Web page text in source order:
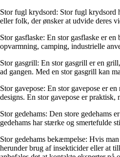
Stor fugl krydsord: Stor fugl krydsord
eller folk, der ønsker at udvide deres
Stor gasflaske: En stor gasflaske er
opvarmning, camping, industrielle
Stor gasgrill: En stor gasgrill er en
ad gangen. Med en stor gasgrill kan
Stor gavepose: En stor gavepose er
designs. En stor gavepose er
Stor gedehams: Den store gedehams
gedehams har stærke og smertefulde
Stor gedehams bekæmpelse: Hvis
herunder brug af insekticider eller at